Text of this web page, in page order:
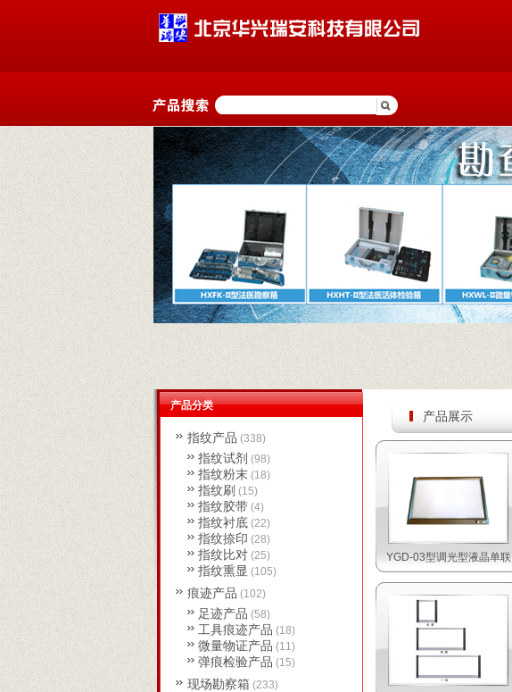
产品展示
YGD-03型调光型液晶单联
产品分类
指纹产品 (338)
指纹试剂 (98)
指纹粉末 (18)
指纹刷 (15)
指纹胶带 (4)
指纹衬底 (22)
指纹捺印 (28)
指纹比对 (25)
指纹熏显 (105)
痕迹产品 (102)
足迹产品 (58)
工具痕迹产品 (18)
微量物证产品 (11)
弹痕检验产品 (15)
现场勘察箱 (233)